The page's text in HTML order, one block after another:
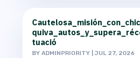
tuació
BY ADMINPRIORITY| JUL 27, 2026